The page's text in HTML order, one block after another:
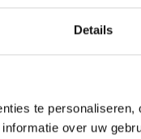
Details
te
over uw
SRS Lighting* |
Direct